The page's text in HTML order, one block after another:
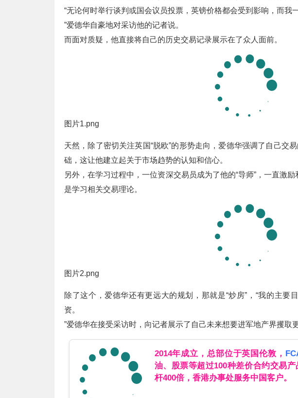
“无论何时举行谈判或国会议员投票，英镑价格都会受到影响，而我
”爱德华自豪地对采访他的记者说。
而面对质疑，他直接将自己的历史交易记录展示在了众人面前。
图片1.png
天然，除了密切关注英国“脱欧”的形势走向，爱德华强调了自己交
础，这让他建立起关于市场趋势的认知和信心。
另外，在学习过程中，一位资深交易员成为了他的“导师”，一直激
是学习相关交易理论。
图片2.png
除了这个，爱德华还有更远大的规划，那就是“炒房”，“我的主要
资。
”爱德华在接受采访时，向记者展示了自己未来想要进军地产界攫取
2014年成立，总部位于英国伦敦，
油、股票等超过100种差价合约交易
杆400倍，香港办事处服务中国客户。